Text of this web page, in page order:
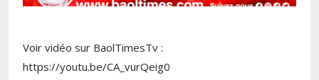
Voir vidéo sur BaolTimesTv :
https://youtu.be/CA_vurQeig0